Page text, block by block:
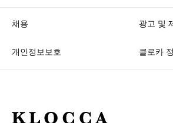
채용 광고 및
개인정보보호 클로카
K